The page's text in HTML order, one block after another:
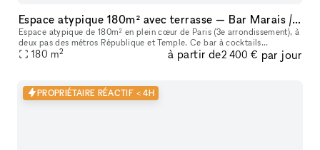
Espace atypique 180m² avec terrasse — Bar Marais / République — Showroom, shooting, pop-up restaurant, défilé
Espace atypique de 180m² en plein cœur de Paris (3e arrondissement), à
deux pas des métros République et Temple. Ce bar à cocktails
centenaire fondé en 1923 offre un cadre unique et scénographiable p
180 m2 à partir de2 400 € par jour
PROPRIÉTAIRE RÉACTIF < 4H